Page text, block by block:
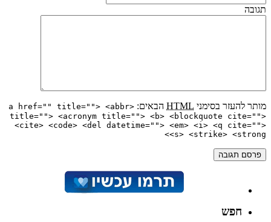
תגובה
מותר להעזר בסימני HTML הבאים:
<a href="" title=""> <abbr
title=""> <acronym title=""> <b> <blockquote cite="">
<cite> <code> <del datetime=""> <em> <i> <q cite="">
<s> <strike> <strong>
חפש